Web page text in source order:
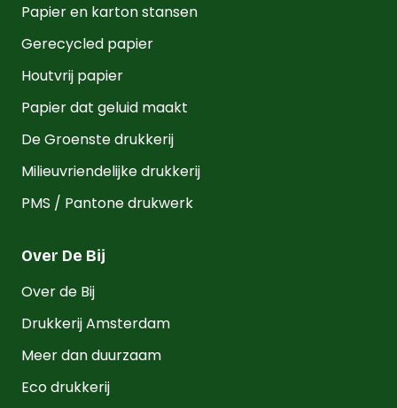
Papier en karton stansen
Gerecycled papier
Houtvrij papier
Papier dat geluid maakt
De Groenste drukkerij
Milieuvriendelijke drukkerij
PMS / Pantone drukwerk
Over De Bij
Over de Bij
Drukkerij Amsterdam
Meer dan duurzaam
Eco drukkerij